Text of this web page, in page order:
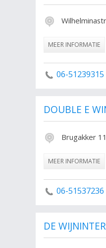
MEER INFORMATIE
06-51239315
DOUBLE E
Brugakker
MEER INFORMATIE
06-51537236
DE